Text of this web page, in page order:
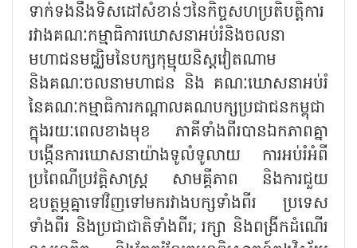
ទាក់ទងនឹងទិសដៅសំខាន់ៗនៃកិច្ចសហប្រតិបត្តិការ
រវាងគណៈកម្មាធិការឃោសនាអប់រំនិងចលនា
មហាជនមជ្ឈិមនៃបក្សកុម្មុយនិស្តវៀតណាម
និងគណៈចលនាមហាជន និង គណៈឃោសនាអប់រំ
នៃគណៈកម្មាធិការកណ្តាលគណបក្សប្រជាជនកម្ពុជា
ក្នុងរយៈពេលខាងមុខ ភាគីទាំងពីរបានឯកភាពគ្នា
បង្កើនការឃោសនាយ៉ាងទូលំទូលាយ ការអប់រំអំពី
ប្រពៃណីប្រវត្តិសាស្ត្រ សាមគ្គីភាព និងការជួយ
ឧបត្ថម្ភគ្នាទៅវិញទៅមករវាងបក្សទាំងពីរ ប្រទេស
ទាំងពីរ និងប្រជាជាតិទាំងពីរ; រក្សា និងពង្រីកដំណើរ